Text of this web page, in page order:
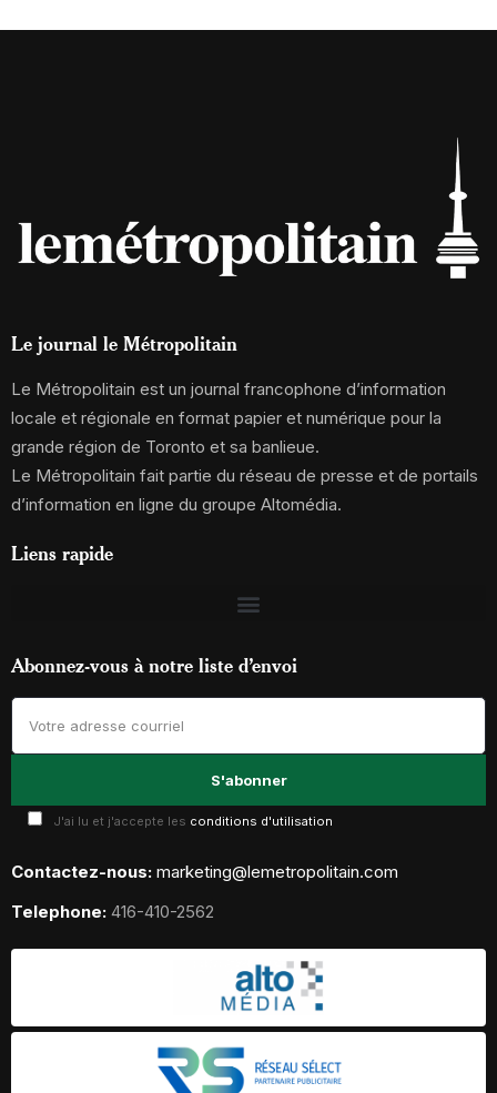
Le journal le Métropolitain
Le Métropolitain est un journal francophone d’information
locale et régionale en format papier et numérique pour la
grande région de Toronto et sa banlieue.
Le Métropolitain fait partie du réseau de presse et de portails
d’information en ligne du groupe Altomédia.
Liens rapide
Abonnez-vous à notre liste d’envoi
J'ai lu et j'accepte les conditions d'utilisation
Contactez-nous: marketing@lemetropolitain.com
Telephone: 416-410-2562